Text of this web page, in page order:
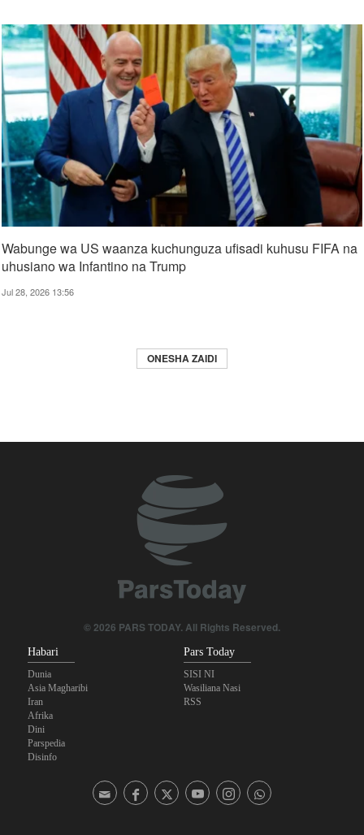
Wabunge wa US waanza kuchunguza ufisadi kuhusu FIFA na
uhusiano wa Infantino na Trump
Jul 28, 2026 13:56
ONESHA ZAIDI
© 2026 PARS TODAY. All Rights Reserved.
Habari
Dunia
Asia Magharibi
Iran
Afrika
Dini
Parspedia
Disinfo
Pars Today
SISI NI
Wasiliana Nasi
RSS